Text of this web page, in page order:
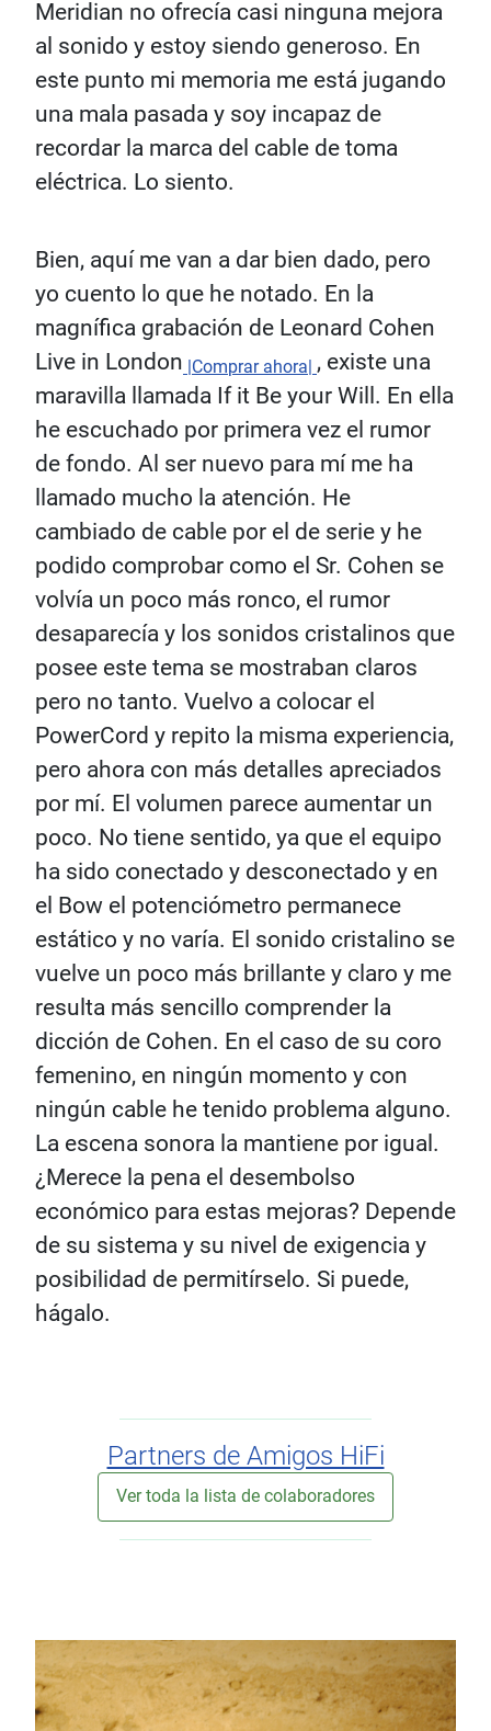
Meridian no ofrecía casi ninguna mejora
al sonido y estoy siendo generoso. En
este punto mi memoria me está jugando
una mala pasada y soy incapaz de
recordar la marca del cable de toma
eléctrica. Lo siento.
Bien, aquí me van a dar bien dado, pero
yo cuento lo que he notado. En la
magnífica grabación de Leonard Cohen
Live in London |Comprar ahora| , existe una
maravilla llamada If it Be your Will. En ella
he escuchado por primera vez el rumor
de fondo. Al ser nuevo para mí me ha
llamado mucho la atención. He
cambiado de cable por el de serie y he
podido comprobar como el Sr. Cohen se
volvía un poco más ronco, el rumor
desaparecía y los sonidos cristalinos que
posee este tema se mostraban claros
pero no tanto. Vuelvo a colocar el
PowerCord y repito la misma experiencia,
pero ahora con más detalles apreciados
por mí. El volumen parece aumentar un
poco. No tiene sentido, ya que el equipo
ha sido conectado y desconectado y en
el Bow el potenciómetro permanece
estático y no varía. El sonido cristalino se
vuelve un poco más brillante y claro y me
resulta más sencillo comprender la
dicción de Cohen. En el caso de su coro
femenino, en ningún momento y con
ningún cable he tenido problema alguno.
La escena sonora la mantiene por igual.
¿Merece la pena el desembolso
económico para estas mejoras? Depende
de su sistema y su nivel de exigencia y
posibilidad de permitírselo. Si puede,
hágalo.
Partners de Amigos HiFi
Ver toda la lista de colaboradores